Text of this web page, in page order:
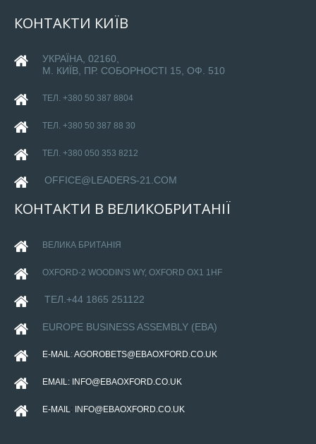
КОНТАКТИ КИЇВ
УКРАЇНА, 02160,
М. КИЇВ, ПР. СОБОРНОСТІ 15, ОФ. 510
ТЕЛ. +380 50 387 8804
ТЕЛ. +380 50 387 88 30
ТЕЛ. +380 050 353 8212
OFFICE@LEADERS-21.COM
КОНТАКТИ В ВЕЛИКОБРИТАНІЇ
ВЕЛИКА БРИТАНІЯ
OXFORD-2 WOODIN'S WY, OXFORD OX1 1HF
ТЕЛ.+44 1865 251122
EUROPE BUSINESS ASSEMBLY (EBA)
E-MAIL : AGOROBETS@EBAOXFORD.CO.UK
EMAIL: INFO@EBAOXFORD.CO.UK
E-MAIL : INFO@EBAOXFORD.CO.UK